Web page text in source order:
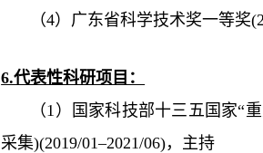
（4）广东省科学技术奖一等奖
6.代表性科研项目：
（1）国家科技部十三五国 家“
采集)(2019/01–2021/06)，主持